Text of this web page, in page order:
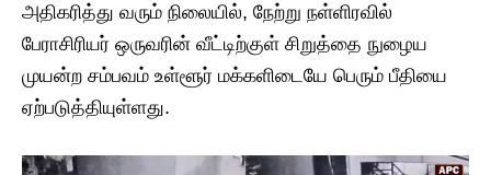
அதிகரித்து வரும் நிலையில், நேற்று நள்ளிரவில்
பேராசிரியர் ஒருவரின் வீட்டிற்குள் சிறுத்தை நுழைய
முயன்ற சம்பவம் உள்ளூர் மக்களிடையே பெரும் பீதியை
ஏற்படுத்தியுள்ளது.